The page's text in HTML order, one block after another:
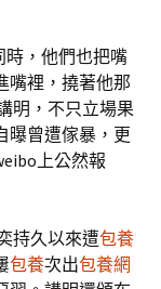
時，他們也把嘴
嘴裡，撓著他那
明，不只立場果
曝曾遭傢暴，更
上公然報
持久以來遭包養
包養次出包養網